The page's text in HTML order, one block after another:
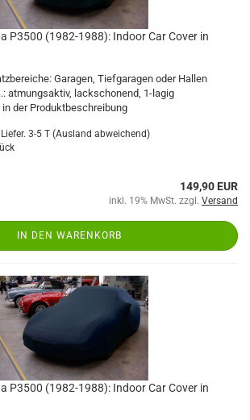
P3500 (1982-1988): Indoor Car Cover in
Garagen, Tiefgaragen oder Hallen
atmungsaktiv, lackschonend, 1-lagig
der Produktbeschreibung
3-5 T (Ausland abweichend)
149,90 EUR
inkl. 19% MwSt. zzgl. Versand
IN DEN WARENKORB
P3500 (1982-1988): Indoor Car Cover in